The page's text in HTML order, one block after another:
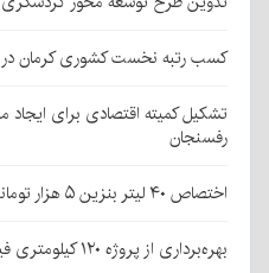
کسب رتبه نخست کشوری کرمان در
تشکیل کمیته اقتصادی برای ایجاد
رفسنجان
اختصاص ۴۰ لیتر بنزین ۵ هزار تومانی به کارت سوخت کرمانی‌ها
بهره‌برداری از پروژه ۱۲۰ کیلومتری فیبرنوری روستایی در قلعه‌گنج